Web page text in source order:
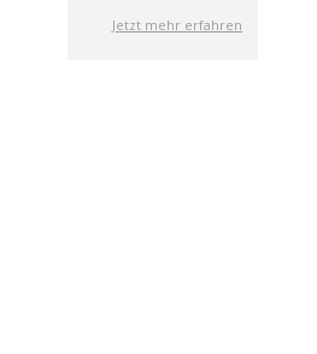
Jetzt mehr erfahren